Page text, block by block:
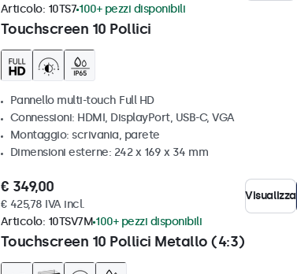
Touchscreen 10 Pollici
Articolo: 10TS7 100+ pezzi disponibili
Pannello multi-touch Full HD
Connessioni: HDMI, DisplayPort, USB-C, VGA
Montaggio: scrivania, parete
Dimensioni esterne: 242 x 169 x 34 mm
€ 349,00
€ 425,78 IVA incl.
Visualizza
Touchscreen 10 Pollici Metallo (4:3)
Articolo: 10TSV7M 100+ pezzi disponibili